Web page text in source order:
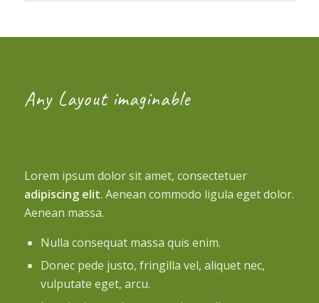
Any Layout imaginable
Lorem ipsum dolor sit amet, consectetuer
adipiscing elit. Aenean commodo ligula eget dolor.
Aenean massa.
Nulla consequat massa quis enim.
Donec pede justo, fringilla vel, aliquet nec,
vulputate eget, arcu.